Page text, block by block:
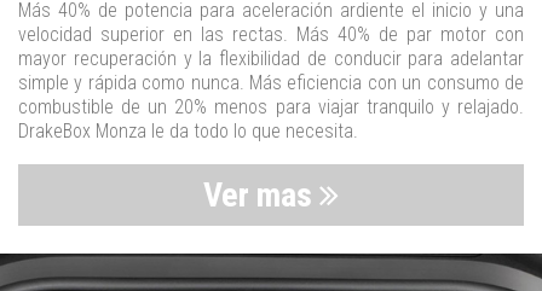
Más 40% de potencia para aceleración ardiente el inicio y una
velocidad superior en las rectas. Más 40% de par motor con
mayor recuperación y la flexibilidad de conducir para adelantar
simple y rápida como nunca. Más eficiencia con un consumo de
combustible de un 20% menos para viajar tranquilo y relajado.
DrakeBox Monza le da todo lo que necesita.
Ver mas